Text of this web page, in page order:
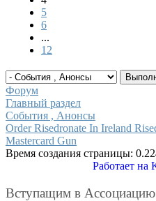
5
6
...
12
Форум
Главный раздел
События , Анонсы
Order Risedronate In Ireland
Mastercard Gun
Время создания страницы:
Работает на
Вступащим в Ассоциацию